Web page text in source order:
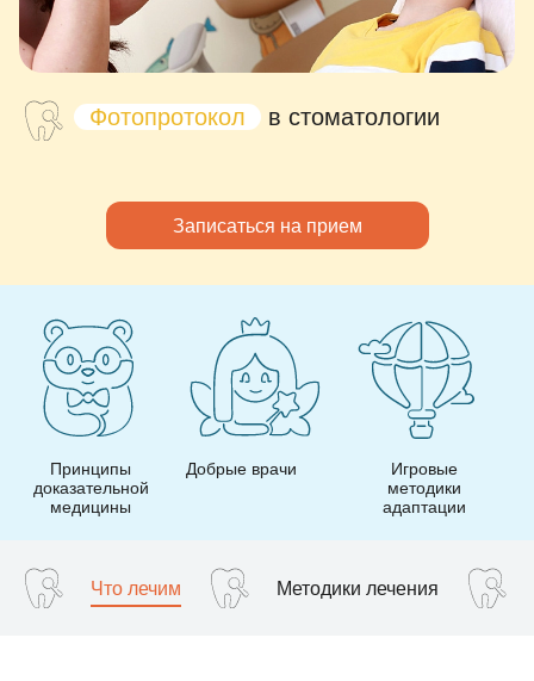
Фотопротокол в стоматологии
Записаться на прием
Добрые врачи
Игровые
Игровой интерьер
Что лечим Методики лечения